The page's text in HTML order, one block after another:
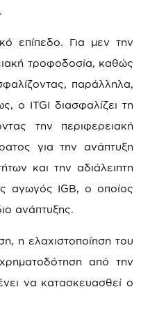
επίπεδο. Για μεν την
τροφοδοσία, καθώς
παράλληλα,
ο ITGI διασφαλίζει τη
την περιφερειακή
για την ανάπτυξη
και την αδιάλειπτη
αγωγός IGB, ο οποίος
ανάπτυξης.
η ελαχιστοποίηση του
από την
να κατασκευασθεί ο